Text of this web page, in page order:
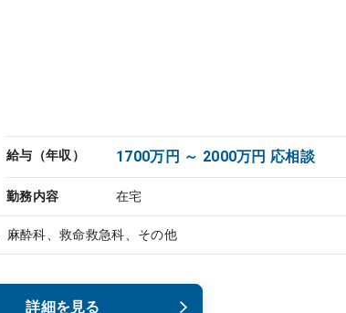
給与（年収） 1700万円 ～ 2000万円 応相談
勤務内容 在宅
麻酔科、救命救急科、その他
詳細を見る